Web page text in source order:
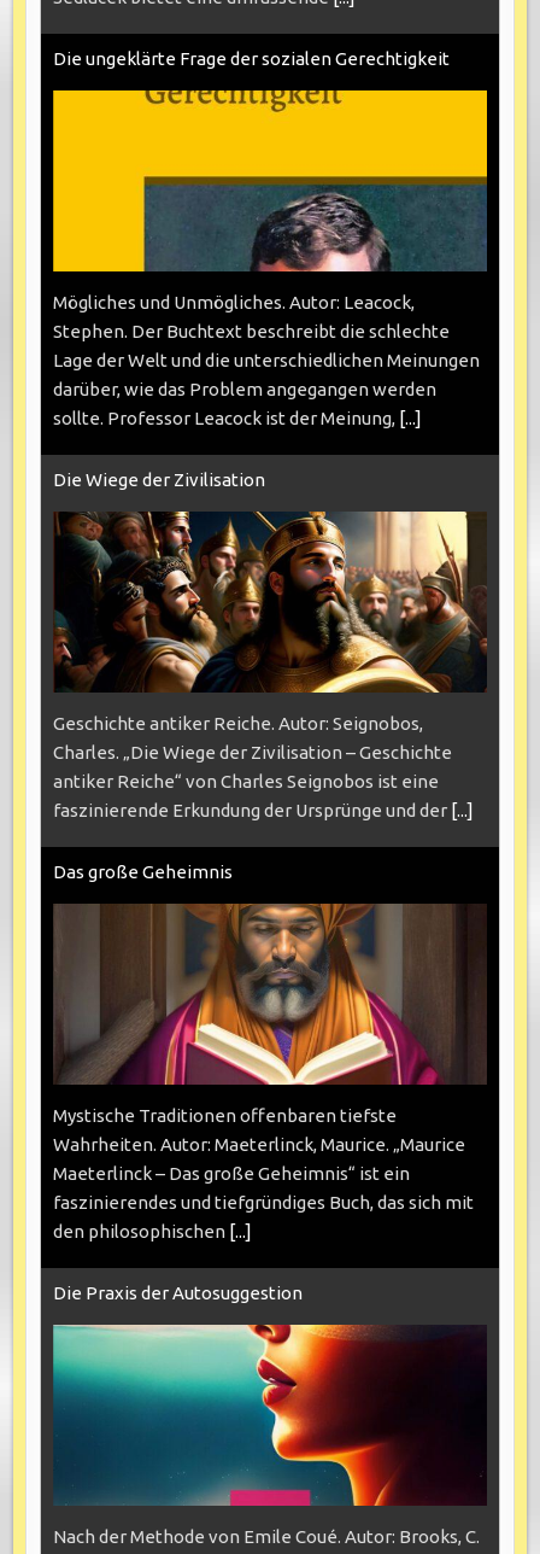
Die ungeklärte Frage der sozialen Gerechtigkeit
Mögliches und Unmögliches. Autor: Leacock,
Stephen. Der Buchtext beschreibt die schlechte
Lage der Welt und die unterschiedlichen Meinungen
darüber, wie das Problem angegangen werden
sollte. Professor Leacock ist der Meinung, [...]
Die Wiege der Zivilisation
Geschichte antiker Reiche. Autor: Seignobos,
Charles. „Die Wiege der Zivilisation – Geschichte
antiker Reiche“ von Charles Seignobos ist eine
faszinierende Erkundung der Ursprünge und der [...]
Das große Geheimnis
Mystische Traditionen offenbaren tiefste
Wahrheiten. Autor: Maeterlinck, Maurice. „Maurice
Maeterlinck – Das große Geheimnis“ ist ein
faszinierendes und tiefgründiges Buch, das sich mit
den philosophischen [...]
Die Praxis der Autosuggestion
Nach der Methode von Emile Coué. Autor: Brooks, C.